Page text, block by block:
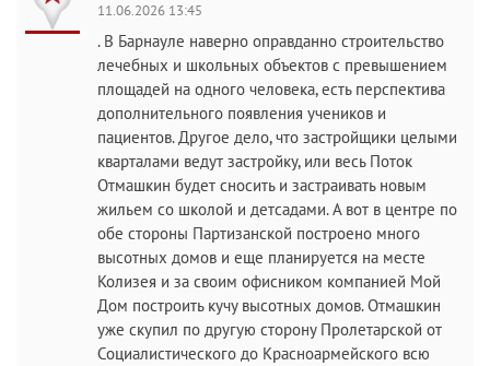
11.06.2026 13:45
. В Барнауле наверно оправданно строительство
лечебных и школьных объектов с превышением
площадей на одного человека, есть перспектива
дополнительного появления учеников и
пациентов. Другое дело, что застройщики целыми
кварталами ведут застройку, или весь Поток
Отмашкин будет сносить и застраивать новым
жильем со школой и детсадами. А вот в центре по
обе стороны Партизанской построено много
высотных домов и еще планируется на месте
Колизея и за своим офисником компанией Мой
Дом построить кучу высотных домов. Отмашкин
уже скупил по другую сторону Пролетарской от
Социалистического до Красноармейского всю